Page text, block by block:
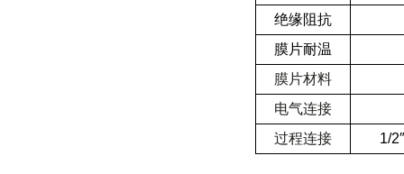
绝缘阻抗
膜片耐温
膜片材料
电气连接
过程连接
1/